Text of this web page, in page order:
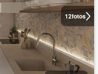
12fotos